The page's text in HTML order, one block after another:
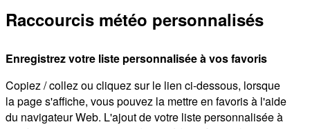
Raccourcis météo personnalisés
Enregistrez votre liste personnalisée à vos favoris
Copiez / collez ou cliquez sur le lien ci-dessous, lorsque
la page s'affiche, vous pouvez la mettre en favoris à l'aide
du navigateur Web. L'ajout de votre liste personnalisée à